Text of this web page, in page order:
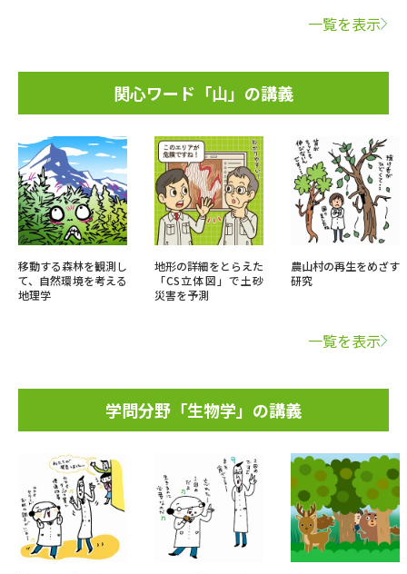
一覧を表示
関心ワード「山」の講義
移動する森林を観測し
て、自然環境を考える
地理学
地形の詳細をとらえた
「CS立体図」で土砂
災害を予測
農山村の再生をめざす
研究
一覧を表示
学問分野「生物学」の講義